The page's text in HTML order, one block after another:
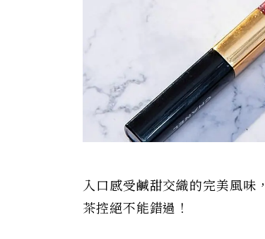
入口感受鹹甜交織的完美風味
茶控絕不能錯過！